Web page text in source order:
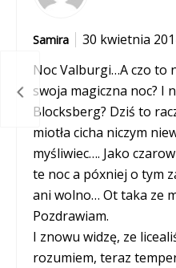
Samira
30 kwietnia
Noc Valburgi…A czo to
swoja magiczna noc? I
Blocksberg? Dziś to
miotła cicha niczym
myśliwiec…. Jako
te noc a póxniej o tym
ani wolno… Ot taka ze
Pozdrawiam.
I znowu widzę, ze
rozumiem, teraz